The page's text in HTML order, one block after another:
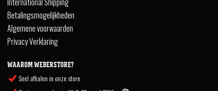
Betalingsmogelijkheden
Algemene voorwaarden
Privacy Verklaring
WAAROM WEBERSTORE?
Snel afhalen in onze store